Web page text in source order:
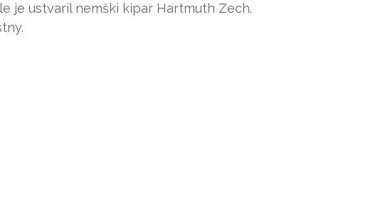
je ustvaril nemški kipar Hartmuth Zech.